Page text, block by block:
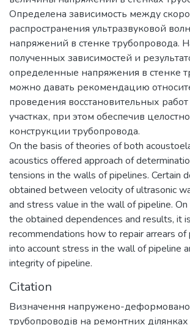
Определена зависимость между
распространения ультразвуковой
напряжений в стенке трубопровода.
полученных зависимостей и
определенные напряжения в стенке
можно давать рекомендацию
проведения восстановительных
участках, при этом обеспечив
конструкции трубопровода.
On the basis of theories of both
acoustics offered approach of
tensions in the walls of pipelines. Certain
obtained between velocity of ultrasonic
and stress value in the wall of pipeline.
the obtained dependences and results, it
recommendations how to repair arrears of
into account stress in the wall of pipeline
integrity of pipeline.
Citation
Визначення напружено-
трубопроводів на ремонтних